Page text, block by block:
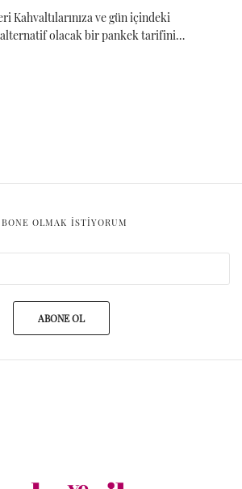
Kahvaltılarınıza ve gün içindeki
olacak bir pankek tarifini…
OLMAK ISTIYORUM
ABONE OL